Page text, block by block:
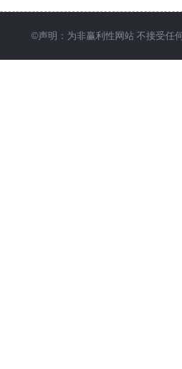
©声明：为非赢利性网站 不接受任